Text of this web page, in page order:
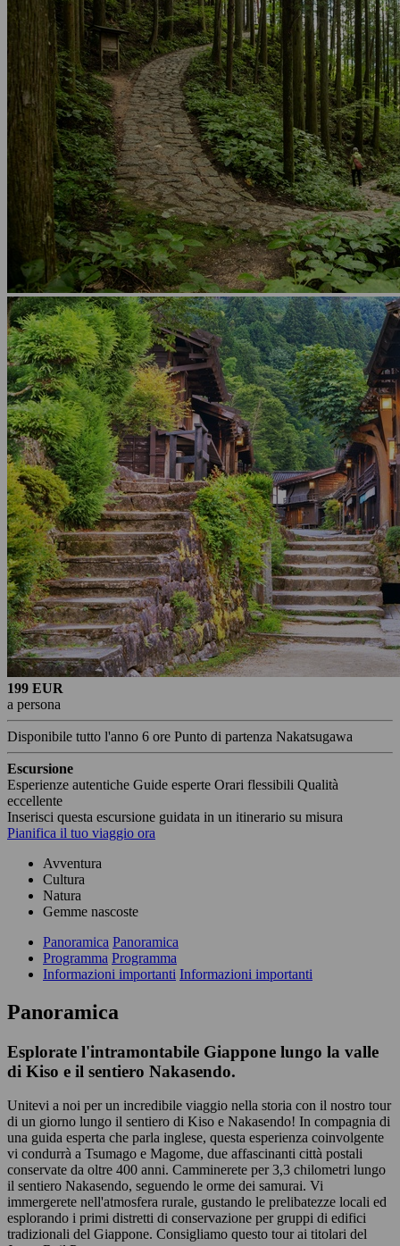
199 EUR
a persona
Disponibile tutto l'anno 6 ore Punto di partenza Nakatsugawa
Escursione
Esperienze autentiche Guide esperte Orari flessibili Qualità
eccellente
Inserisci questa escursione guidata in un itinerario su misura
Pianifica il tuo viaggio ora
Avventura
Cultura
Natura
Gemme nascoste
Panoramica Panoramica
Programma Programma
Informazioni importanti Informazioni importanti
Panoramica
Esplorate l'intramontabile Giappone lungo la valle
di Kiso e il sentiero Nakasendo.
Unitevi a noi per un incredibile viaggio nella storia con il nostro tour
di un giorno lungo il sentiero di Kiso e Nakasendo! In compagnia di
una guida esperta che parla inglese, questa esperienza coinvolgente
vi condurrà a Tsumago e Magome, due affascinanti città postali
conservate da oltre 400 anni. Camminerete per 3,3 chilometri lungo
il sentiero Nakasendo, seguendo le orme dei samurai. Vi
immergerete nell'atmosfera rurale, gustando le prelibatezze locali ed
esplorando i primi distretti di conservazione per gruppi di edifici
tradizionali del Giappone. Consigliamo questo tour ai titolari del